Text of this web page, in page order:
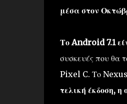
μέσα στον
Το Android 7.1
συσκευές που θα
Pixel C. Το
τελική έκδοση, η